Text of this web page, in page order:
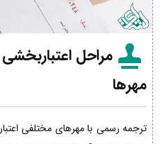
مراحل
مهرها
ترجمه رسمی با مهرهای مختلفی